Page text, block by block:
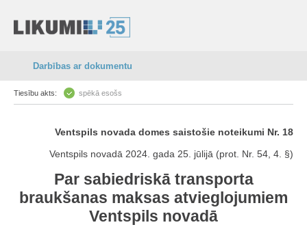
Darbības ar dokumentu
Tiesību akts: spēkā esošs
Ventspils novada domes saistošie noteikumi Nr. 18
Ventspils novadā 2024. gada 25. jūlijā (prot. Nr. 54, 4. §)
Par sabiedriskā transporta
braukšanas maksas atvieglojumiem
Ventspils novadā